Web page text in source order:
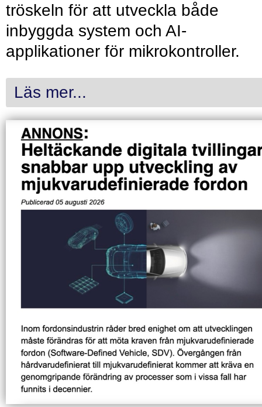
tröskeln för att utveckla både
inbyggda system och AI-
applikationer för mikrokontroller.
Läs mer...